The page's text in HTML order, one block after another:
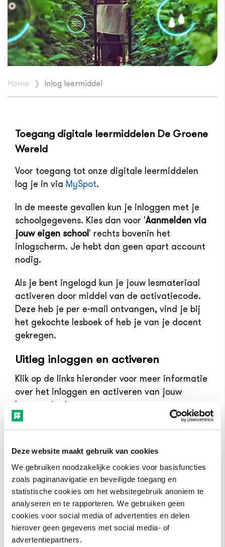
Deze website maakt gebruik van cookies
We gebruiken noodzakelijke cookies voor basisfuncties
zoals paginanavigatie en beveiligde toegang en
statistische cookies om het websitegebruik anoniem te
analyseren en te rapporteren. We gebruiken geen
cookies voor social media of advertenties en delen
hierover geen gegevens met social media- of
advertentiepartners.
Home ❯ Inlog leermiddel
Toegang digitale leermiddelen De Groene
Wereld
Voor toegang tot onze digitale leermiddelen
log je in via MySpot.
In de meeste gevallen kun je inloggen met je
schoolgegevens. Kies dan voor 'Aanmelden via
jouw eigen school' rechts bovenin het
inlogscherm. Je hebt dan geen apart account
nodig.
Als je bent ingelogd kun je jouw lesmateriaal
activeren door middel van de activatiecode.
Deze heb je per e-mail ontvangen, vind je bij
het gekochte lesboek of heb je van je docent
gekregen.
Uitleg inloggen en activeren
Klik op de links hieronder voor meer informatie
over het inloggen en activeren van jouw
lesmateriaal:
Instructie vmbo & Startpagina mbo
Instructie Terralis
Kom je er niet uit?
Ik heb geen account: Kun je niet inloggen
met je schoolgegevens (aanmelden via
jouw school) en heb je nog geen account?
Maak er dan eenvoudig één aan via